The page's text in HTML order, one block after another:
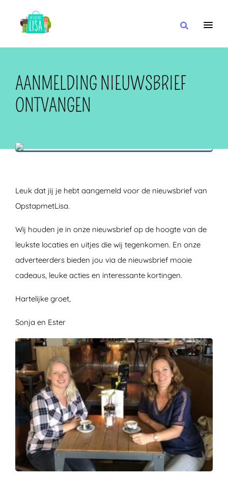
ZOEKEN
AANMELDING NIEUWSBRIEF
ONTVANGEN
Leuk dat jij je hebt aangemeld voor de nieuwsbrief van
OpstapmetLisa.
Wij houden je in onze nieuwsbrief op de hoogte van de
leukste locaties en uitjes die wij tegenkomen. En onze
adverteerders bieden jou via de nieuwsbrief mooie
cadeaus, leuke acties en interessante kortingen.
Hartelijke groet,
Sonja en Ester